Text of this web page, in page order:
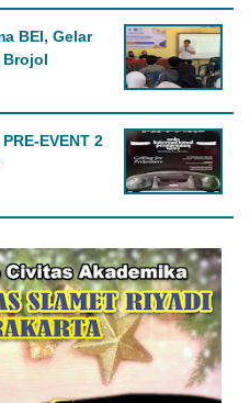
BEI, Gelar
Brojol
EVENT 2